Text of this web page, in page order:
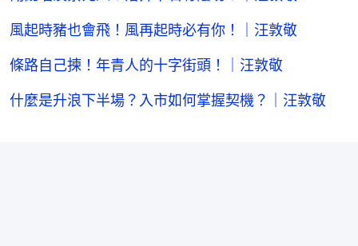
風起時豬也會飛！風再起時必有你！｜汪敦敬
條路自己揀！年青人的十字街頭！｜汪敦敬
什麼是升浪下半場？入市如何掌握契機？｜汪敦敬